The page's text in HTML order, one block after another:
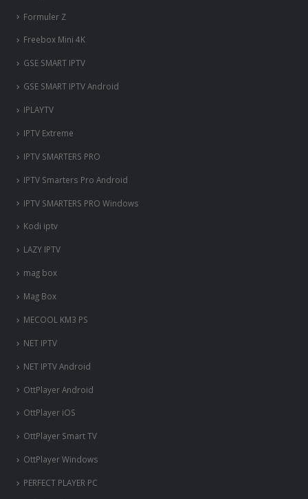
Formuler Z
Freebox Mini 4K
‎GSE SMART IPTV
GSE SMART IPTV Android
IPLAYTV
IPTV Extreme
IPTV SMARTERS PRO
IPTV Smarters Pro Android
IPTV SMARTERS PRO Windows
Kodi iptv
LAZY IPTV
mag box
Mag Box
MECOOL KM3 PS
NET IPTV
NET IPTV Android
OttPlayer Android
OttPlayer iOS
OttPlayer Smart TV
OttPlayer Windows
PERFECT PLAYER PC